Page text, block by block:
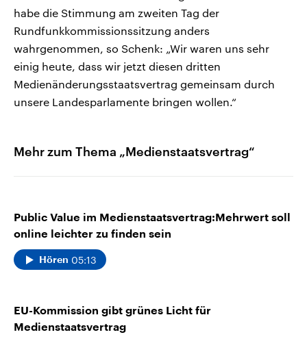
habe die Stimmung am zweiten Tag der
Rundfunkkommissionssitzung anders
wahrgenommen, so Schenk: „Wir waren uns sehr
einig heute, dass wir jetzt diesen dritten
Medienänderungsstaatsvertrag gemeinsam durch
unsere Landesparlamente bringen wollen.“
Mehr zum Thema „Medienstaatsvertrag“
Public Value im Medienstaatsvertrag:Mehrwert soll
online leichter zu finden sein
Hören 05:13
EU-Kommission gibt grünes Licht für
Medienstaatsvertrag